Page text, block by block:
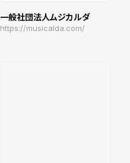
一般社団法人ムジカルダ
https://musicalda.com/